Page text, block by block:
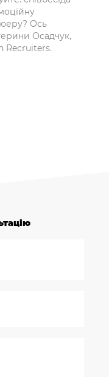
Ось
Осадчук,
Recruiters.